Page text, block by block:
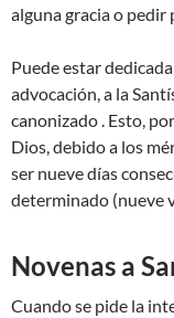
alguna gracia o
Puede estar
advocación, a la
canonizado . Esto,
Dios, debido a los
ser nueve días
determinado (nueve
Novenas a
Cuando se pide la